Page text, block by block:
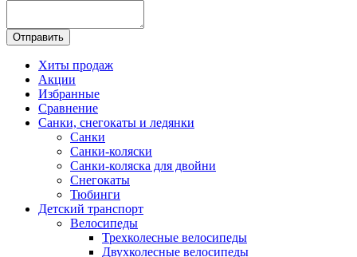
Отправить
Хиты продаж
Акции
Избранные
Сравнение
Санки, снегокаты и ледянки
Санки
Санки-коляски
Санки-коляска для двойни
Снегокаты
Тюбинги
Детский транспорт
Велосипеды
Трехколесные велосипеды
Двухколесные велосипеды